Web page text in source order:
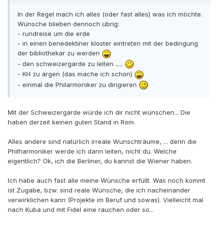
In der Regel mach ich alles (oder fast alles) was ich möchte.
Wünsche blieben dennoch übrig:
- rundreise um die erde
- in einen benedektiner kloster eintreten mit der bedingung
der bibliothekar zu werden
- den schweizergarde zu leiten .....
- KH zu ärgen (das mache ich schon)
- einmal die Philarmoniker zu dirigieren
Mit der Schweizergarde würde ich dir nicht wünschen... Die
haben derzeit keinen guten Stand in Rom.
Alles andere sind natürlich irreale Wunschträume, ... denn die
Philharmoniker werde ich dann leiten, nicht du. Welche
eigentlich? Ok, ich die Berliner, du kannst die Wiener haben.
Ich habe auch fast alle meine Wünsche erfüllt. Was noch kommt
ist Zugabe, bzw. sind reale Wünsche, die ich nacheinander
verwirklichen kann (Projekte im Beruf und sowas). Vielleicht mal
nach Kuba und mit Fidel eine rauchen oder so...